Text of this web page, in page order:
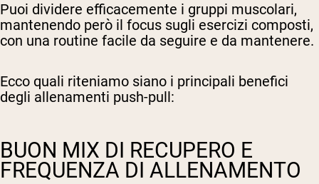
Puoi dividere efficacemente i gruppi muscolari,
mantenendo però il focus sugli esercizi composti,
con una routine facile da seguire e da mantenere.
Ecco quali riteniamo siano i principali benefici
degli allenamenti push-pull:
BUON MIX DI RECUPERO E
FREQUENZA DI ALLENAMENTO